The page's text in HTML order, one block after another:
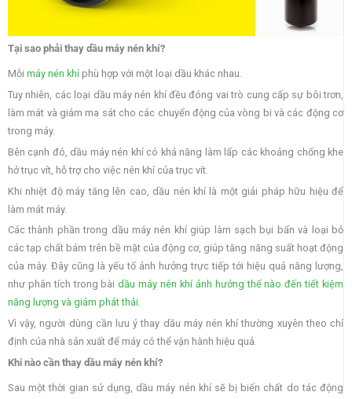
Tại sao phải thay dầu máy nén khí?
Mỗi máy nén khí phù hợp với một loại dầu khác nhau.
Tuy nhiên, các loại dầu máy nén khí đều đóng vai trò cung cấp sự bôi trơn,
làm mát và giảm ma sát cho các chuyển động của vòng bi và các động cơ
trong máy.
Bên cạnh đó, dầu máy nén khí có khả năng làm lấp các khoảng chống khe
hở trục vít, hỗ trợ cho việc nén khí của trục vít.
Khi nhiệt độ máy tăng lên cao, dầu nén khí là một giải pháp hữu hiệu để
làm mát máy.
Các thành phần trong dầu máy nén khí giúp làm sạch bụi bẩn và loại bỏ
các tạp chất bám trên bề mặt của động cơ, giúp tăng năng suất hoạt động
của máy. Đây cũng là yếu tố ảnh hưởng trực tiếp tới hiệu quả năng lượng,
như phân tích trong bàidầu máy nén khí ảnh hưởng thế nào đến tiết kiệm
năng lượng và giảm phát thải.
Vì vậy, người dùng cần lưu ý thay dầu máy nén khí thường xuyên theo chỉ
định của nhà sản xuất để máy có thể vận hành hiệu quả.
Khi nào cần thay dầu máy nén khí?
Sau một thời gian sử dụng, dầu máy nén khí sẽ bị biến chất do tác động